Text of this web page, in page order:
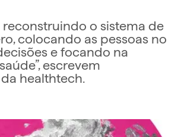
reconstruindo o sistema de
colocando as pessoas no
e focando na
escrevem
healthtech.